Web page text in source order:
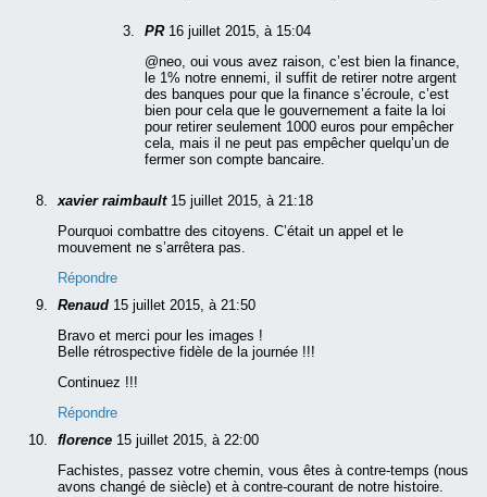
PR 16 juillet 2015, à 15:04
@neo, oui vous avez raison, c’est bien la finance,
le 1% notre ennemi, il suffit de retirer notre argent
des banques pour que la finance s’écroule, c’est
bien pour cela que le gouvernement a faite la loi
pour retirer seulement 1000 euros pour empêcher
cela, mais il ne peut pas empêcher quelqu’un de
fermer son compte bancaire.
xavier raimbault 15 juillet 2015, à 21:18
Pourquoi combattre des citoyens. C’était un appel et le
mouvement ne s’arrêtera pas.
Répondre
Renaud 15 juillet 2015, à 21:50
Bravo et merci pour les images !
Belle rétrospective fidèle de la journée !!!
Continuez !!!
Répondre
florence 15 juillet 2015, à 22:00
Fachistes, passez votre chemin, vous êtes à contre-temps (nous
avons changé de siècle) et à contre-courant de notre histoire.